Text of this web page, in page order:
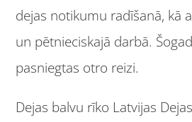
dejas notikumu radīšanā, kā
un pētnieciskajā darbā.
pasniegtas otro reizi.
Dejas balvu rīko Latvijas